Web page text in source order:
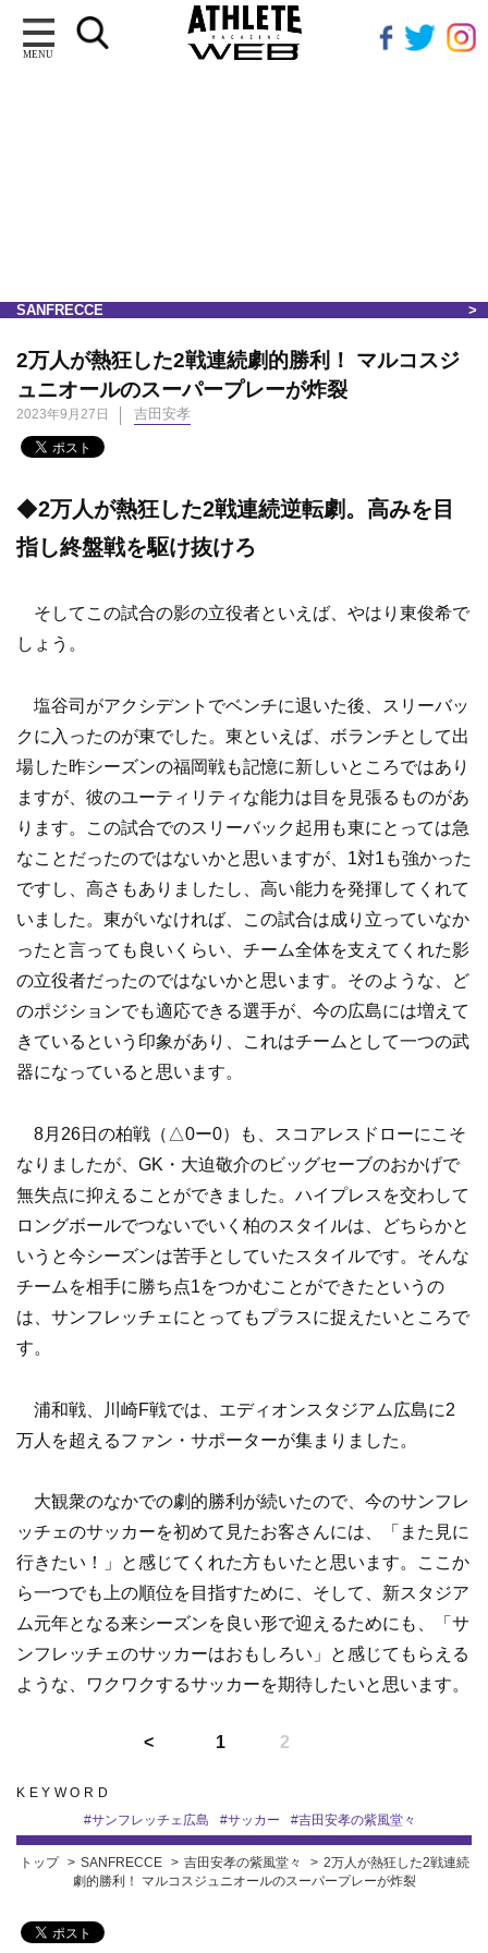
MENU
SANFRECCE
2万人が熱狂した2戦連続劇的勝利！ マルコスジ
ュニオールのスーパープレーが炸裂
2023年9月27日 吉田安孝
◆2万人が熱狂した2戦連続逆転劇。高みを目
指し終盤戦を駆け抜けろ
そしてこの試合の影の立役者といえば、やはり東俊希で
しょう。
塩谷司がアクシデントでベンチに退いた後、スリーバッ
クに入ったのが東でした。東といえば、ボランチとして出
場した昨シーズンの福岡戦も記憶に新しいところではあり
ますが、彼のユーティリティな能力は目を見張るものがあ
ります。この試合でのスリーバック起用も東にとっては急
なことだったのではないかと思いますが、1対1も強かった
ですし、高さもありましたし、高い能力を発揮してくれて
いました。東がいなければ、この試合は成り立っていなか
ったと言っても良いくらい、チーム全体を支えてくれた影
の立役者だったのではないかと思います。そのような、ど
のポジションでも適応できる選手が、今の広島には増えて
きているという印象があり、これはチームとして一つの武
器になっていると思います。
8月26日の柏戦（△0ー0）も、スコアレスドローにこそ
なりましたが、GK・大迫敬介のビッグセーブのおかげで
無失点に抑えることができました。ハイプレスを交わして
ロングボールでつないでいく柏のスタイルは、どちらかと
いうと今シーズンは苦手としていたスタイルです。そんな
チームを相手に勝ち点1をつかむことができたというの
は、サンフレッチェにとってもプラスに捉えたいところで
す。
浦和戦、川崎F戦では、エディオンスタジアム広島に2
万人を超えるファン・サポーターが集まりました。
大観衆のなかでの劇的勝利が続いたので、今のサンフレ
ッチェのサッカーを初めて見たお客さんには、「また見に
行きたい！」と感じてくれた方もいたと思います。ここか
ら一つでも上の順位を目指すために、そして、新スタジア
ム元年となる来シーズンを良い形で迎えるためにも、「サ
ンフレッチェのサッカーはおもしろい」と感じてもらえる
ような、ワクワクするサッカーを期待したいと思います。
1 2
KEYWORD
#サンフレッチェ広島 #サッカー #吉田安孝の紫風堂々
トップ SANFRECCE 吉田安孝の紫風堂々
2万人が熱狂した2戦連続
劇的勝利！ マルコスジュニオールのスーパープレーが炸裂